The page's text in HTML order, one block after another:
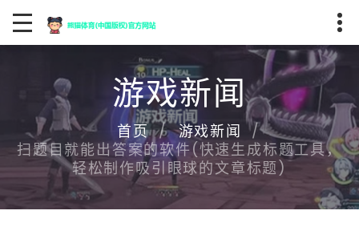
游戏新闻
首页
游戏新闻
扫题目就能出答案的软件(快速生成标题工具，
轻松制作吸引眼球的文章标题)